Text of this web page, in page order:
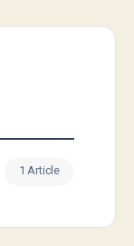
1 Article